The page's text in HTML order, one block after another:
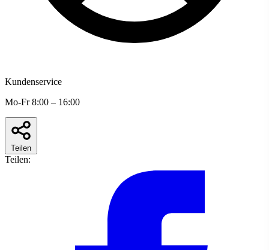
Kundenservice
Mo-Fr 8:00 – 16:00
Teilen
Teilen: